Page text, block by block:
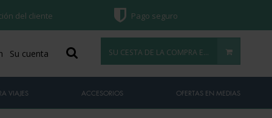
del cliente Pago seguro
SU CESTA DE LA COMPRA ESTÁ VACÍA
Su cuenta
VIAJES ACCESORIOS OFERTAS EN MEDIAS